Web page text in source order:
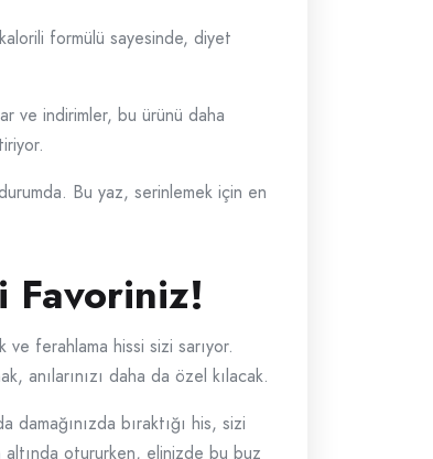
formülü sayesinde, diyet
ve indirimler, bu ürünü daha
Bu yaz, serinlemek için en
Favoriniz!
ferahlama hissi sizi sarıyor.
anılarınızı daha da özel kılacak.
bıraktığı his, sizi
otururken, elinizde bu buz